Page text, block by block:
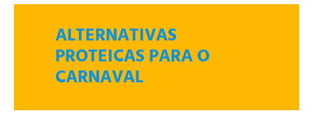
ALTERNATIVAS
PROTEICAS PARA O
CARNAVAL